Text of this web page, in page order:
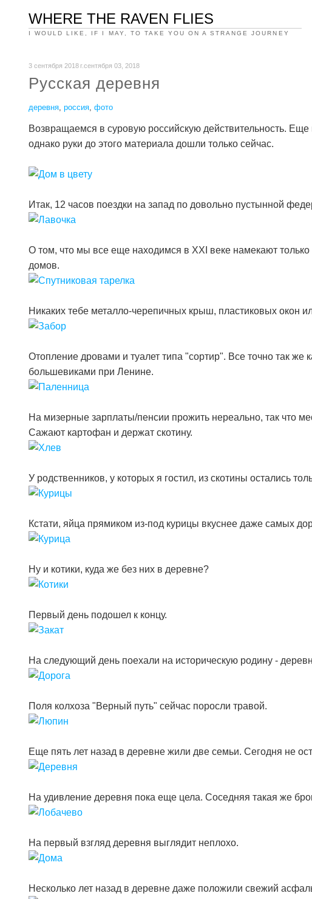
WHERE THE RAVEN FLIES
I WOULD LIKE, IF I MAY, TO TAKE YOU ON A STRANGE JOURNEY
3 сентября 2018 г.сентября 03, 2018
Русская деревня
деревня россия фото
Возвращаемся в суровую российскую действительность.
однако руки до этого материала дошли только сейчас.
Итак, 12 часов поездки на запад по довольно пустынной
О том, что мы все еще находимся в XXI веке намекают
домов.
Никаких тебе металло-черепичных крыш, пластиковых окон
Отопление дровами и туалет типа "сортир". Все точно так
большевиками при Ленине.
На мизерные зарплаты/пенсии прожить нереально, так что
Сажают картофан и держат скотину.
У родственников, у которых я гостил, из скотины остались
Кстати, яйца прямиком из-под курицы вкуснее даже самых
Ну и котики, куда же без них в деревне?
Первый день подошел к концу.
На следующий день поехали на историческую родину -
Поля колхоза "Верный путь" сейчас поросли травой.
Еще пять лет назад в деревне жили две семьи. Сегодня не
На удивление деревня пока еще цела. Соседняя такая же
На первый взгляд деревня выглядит неплохо.
Несколько лет назад в деревне даже положили свежий